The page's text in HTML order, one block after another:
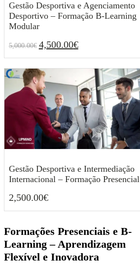
Gestão Desportiva e Agenciamento
Desportivo – Formação B-Learning
Modular
5,000.00€ O
preço
original
era:
5,000.00€.
4,500.00€O
preço
atual
é:
4,500.00€.
5,000.00€ 4,500.00
Gestão Desportiva e Intermediação
Internacional – Formação Presencial
2,500.00€
Formações Presenciais e B-
Learning – Aprendizagem
Flexível e Inovadora